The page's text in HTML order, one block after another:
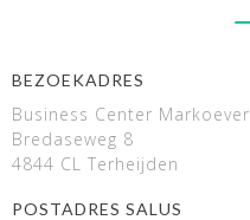
BEZOEKADRES
Business Center Markoever
Bredaseweg 8
4844 CL Terheijden
POSTADRES SALUS